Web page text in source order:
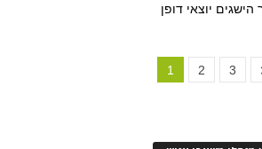
יוצאי דופן
1 2 3